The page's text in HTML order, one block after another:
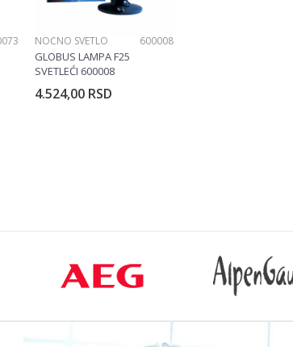
NOĆNO SVETLO 600008
GLOBUS LAMPA F25
SVETLEĆI 600008
4.524,00 RSD